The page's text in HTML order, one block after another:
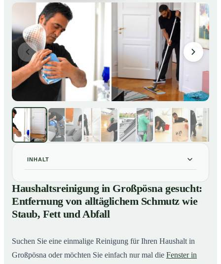
INHALT
Haushaltsreinigung in Großpösna gesucht: Entfernung
von alltäglichem Schmutz wie Staub, Fett und Abfall
02
So läuft eine professionelle Haushaltsreinigung in
Großpösna ab
Haushaltsreinigung in Großpösna gesucht:
Entfernung von alltäglichem Schmutz wie
Staub, Fett und Abfall
Suchen Sie eine einmalige Reinigung für Ihren Haushalt in
Großpösna oder möchten Sie einfach nur mal die Fenster in